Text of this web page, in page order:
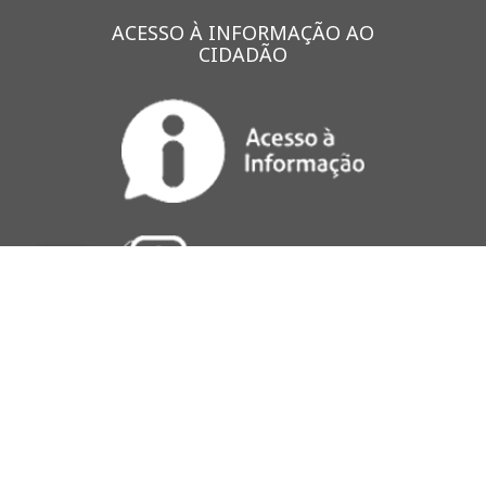
ACESSO À INFORMAÇÃO AO
CIDADÃO